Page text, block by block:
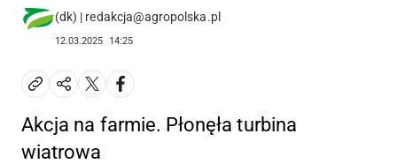
(dk) | redakcja@agropolska.pl
12.03.2025 14:25
Akcja na farmie. Płonęła turbina
wiatrowa